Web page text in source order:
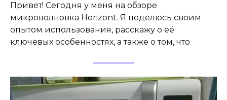
Привет! Сегодня у меня на обзоре
микроволновка Horizont. Я поделюсь своим
опытом использования, расскажу о её
ключевых особенностях, а также о том, что